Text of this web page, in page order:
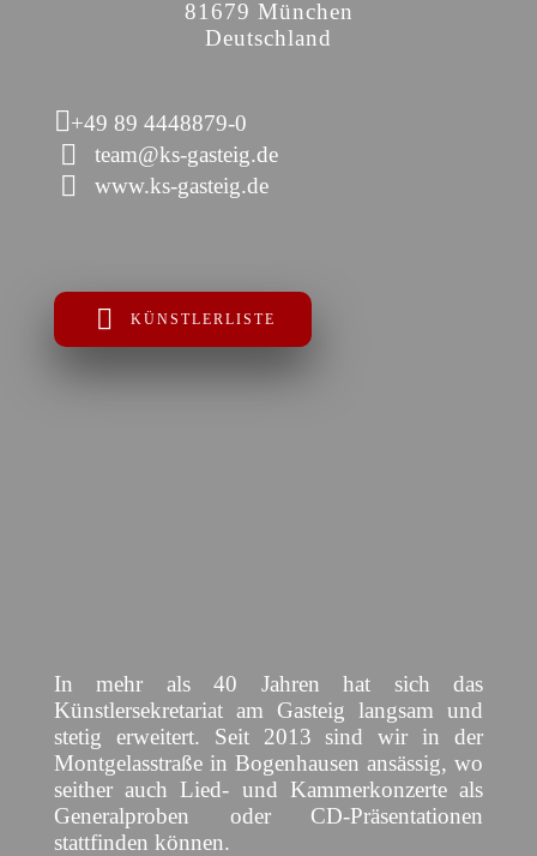
81679 München
Deutschland
+49 89 4448879-0
team@ks-gasteig.de
www.ks-gasteig.de
KÜNSTLERLISTE
In mehr als 40 Jahren hat sich das
Künstlersekretariat am Gasteig langsam und
stetig erweitert. Seit 2013 sind wir in der
Montgelasstraße in Bogenhausen ansässig, wo
seither auch Lied- und Kammerkonzerte als
Generalproben oder CD-Präsentationen
stattfinden können.